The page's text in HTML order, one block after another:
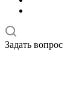
Задать вопрос